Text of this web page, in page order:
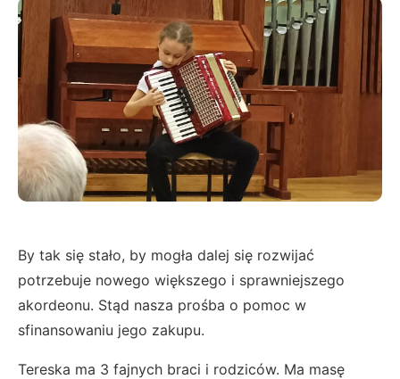
By tak się stało, by mogła dalej się rozwijać
potrzebuje nowego większego i sprawniejszego
akordeonu. Stąd nasza prośba o pomoc w
sfinansowaniu jego zakupu.
Tereska ma 3 fajnych braci i rodziców. Ma masę